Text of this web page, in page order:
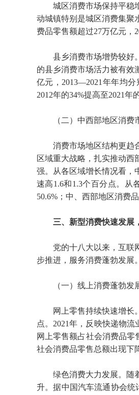
城区消费市场保持平稳
动城镇特别是城区消费集聚
费品零售额超过27万亿元，
县乡消费市场增势较好
的县乡消费市场活力被有效
亿元，2013—2021年年均
2012年的34%提高至2021年
（二）中西部地区消
消费市场地区结构更趋
区域重大战略，扎实推动西
强。从各区域增长情况看，
速高1.6和1.3个百分点。从
50.6%；中、西部地区消费
三、新型消费快速发展
党的十八大以来，互联
步推进，服务消费蓬勃发展。
（一）线上消费蓬勃
网上零售持续快速增长
点。2021年，反映快递物
网上零售额占社会消费品零
社会消费品零售总额出现下
绿色消费大力发展。随
升。据中国汽车流通协会统